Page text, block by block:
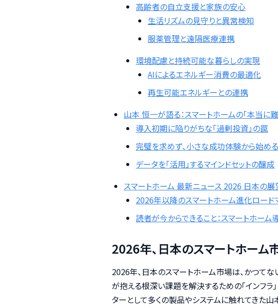
高齢者の自立支援と家族の安心
生活リズムの見守りと異常検知
服薬管理と遠隔医療連携
環境配慮と持続可能な暮らしの実現
AIによるエネルギー消費の最適化
再生可能エネルギーとの連携
山本 恒一が語る：スマートホームの「本当に
導入初期に陥りがちな「過剰投資」の罠
完璧を求めず、小さな成功体験から始め
データを「活用」するマインドセットの醸成
スマートホーム 最新ニュース 2026 日本の
2026年以降のスマートホーム進化ロード
読者が今からできること：スマートホー
2026年、日本のスマートホー
2026年、日本のスマートホーム市場は、かつて
が抱える根深い課題を解決するための「インフラ
ターとして多くの製品やシステムに触れてきた